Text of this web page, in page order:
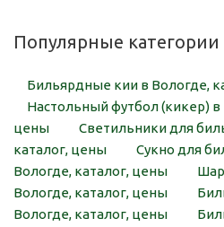
Популярные категории
Бильярдные кии в Вологде,
Настольный футбол (кикер) в
цены
Светильники для
каталог, цены
Сукно для
Вологде, каталог, цены
Вологде, каталог, цены
Вологде, каталог, цены